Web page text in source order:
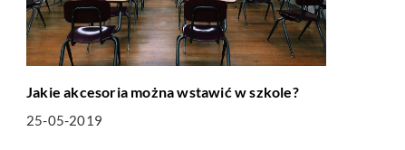
Jakie akcesoria można wstawić w szkole?
25-05-2019